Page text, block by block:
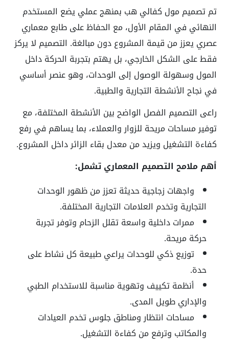
تم تصميم مول كفالي هب بمنهج عملي يضع المستخدم
النهائي في المقام الأول، مع الحفاظ على طابع معماري
عصري يعزز من قيمة المشروع دون مبالغة. التصميم لا يركز
فقط على الشكل الخارجي، بل يهتم بتجربة الحركة داخل
المول وسهولة الوصول إلى الوحدات، وهو عنصر أساسي
في نجاح الأنشطة التجارية والطبية.
راعى التصميم الفصل الواضح بين الأنشطة المختلفة، مع
توفير مساحات مريحة للزوار والعملاء، بما يساهم في رفع
كفاءة التشغيل ويزيد من معدل بقاء الزائر داخل المشروع.
أهم ملامح التصميم المعماري تشمل:
واجهات زجاجية حديثة تعزز من ظهور الوحدات
التجارية وتخدم العلامات التجارية المختلفة.
ممرات داخلية واسعة تقلل الزحام وتوفر تجربة
حركة مريحة.
توزيع ذكي للوحدات يراعي طبيعة كل نشاط على
حدة.
أنظمة تكييف وتهوية مناسبة للاستخدام الطبي
والإداري طويل المدى.
مساحات انتظار ومناطق جلوس تخدم العيادات
والمكاتب وترفع من كفاءة التشغيل.